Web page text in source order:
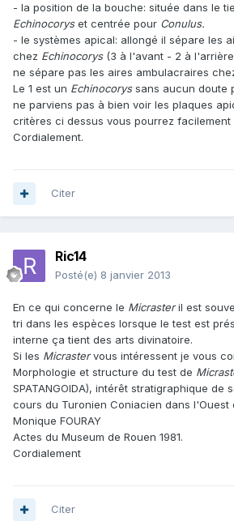
- la position de la bouche: située dans le
Echinocoryset centrée pour Conulus.
- le systèmes apical: allongé il sépare les
chez Echinocorys (3 à l'avant - 2 à
ne sépare pas les aires ambulacraires
Le 1 est un Echinocoryssans aucun doute
ne parviens pas à bien voir les plaques
critères ci dessus vous pourrez
Cordialement.
Citer
Ric14
Posté(e) 8 janvier 2013
En ce qui concerne le Micrasteril est
tri dans les espèces lorsque le test est
interne ça tient des arts divinatoire.
Si les Micrastervous intéressent je vous
Morphologie et structure du test de
SPATANGOIDA), intérêt stratigraphique de
cours du Turonien Coniacien dans l'Ouest
Monique FOURAY
Actes du Museum de Rouen 1981.
Cordialement
Citer